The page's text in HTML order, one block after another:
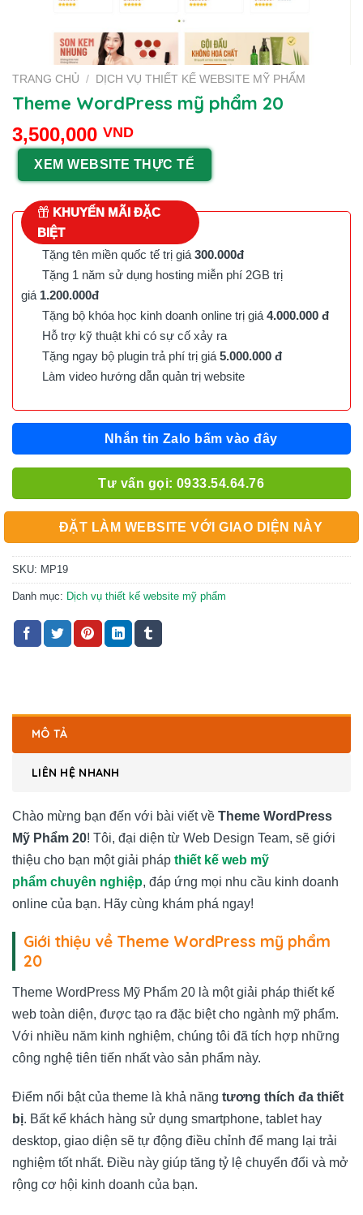
TRANG CHỦ / DỊCH VỤ THIẾT KẾ WEBSITE MỸ PHẨM
Theme WordPress mỹ phẩm 20
3,500,000 VND
XEM WEBSITE THỰC TẾ
KHUYẾN MÃI ĐẶC
BIỆT
Tặng tên miền quốc tế trị giá 300.000đ
Tặng 1 năm sử dụng hosting miễn phí 2GB trị
giá 1.200.000đ
Tặng bộ khóa học kinh doanh online trị giá 4.000.000 đ
Hỗ trợ kỹ thuật khi có sự cố xảy ra
Tặng ngay bộ plugin trả phí trị giá 5.000.000 đ
Làm video hướng dẫn quản trị website
Nhắn tin Zalo bấm vào đây
Tư vấn gọi: 0933.54.64.76
ĐẶT LÀM WEBSITE VỚI GIAO DIỆN NÀY
SKU: MP19
Danh mục: Dịch vụ thiết kế website mỹ phẩm
MÔ TẢ
LIÊN HỆ NHANH
Chào mừng bạn đến với bài viết về Theme WordPress
Mỹ Phẩm 20! Tôi, đại diện từ Web Design Team, sẽ giới
thiệu cho bạn một giải pháp thiết kế web mỹ
phẩm chuyên nghiệp, đáp ứng mọi nhu cầu kinh doanh
online của bạn. Hãy cùng khám phá ngay!
Giới thiệu về Theme WordPress mỹ phẩm
20
Theme WordPress Mỹ Phẩm 20 là một giải pháp thiết kế
web toàn diện, được tạo ra đặc biệt cho ngành mỹ phẩm.
Với nhiều năm kinh nghiệm, chúng tôi đã tích hợp những
công nghệ tiên tiến nhất vào sản phẩm này.
Điểm nổi bật của theme là khả năng tương thích đa thiết
bị. Bất kể khách hàng sử dụng smartphone, tablet hay
desktop, giao diện sẽ tự động điều chỉnh để mang lại trải
nghiệm tốt nhất. Điều này giúp tăng tỷ lệ chuyển đổi và mở
rộng cơ hội kinh doanh của bạn.